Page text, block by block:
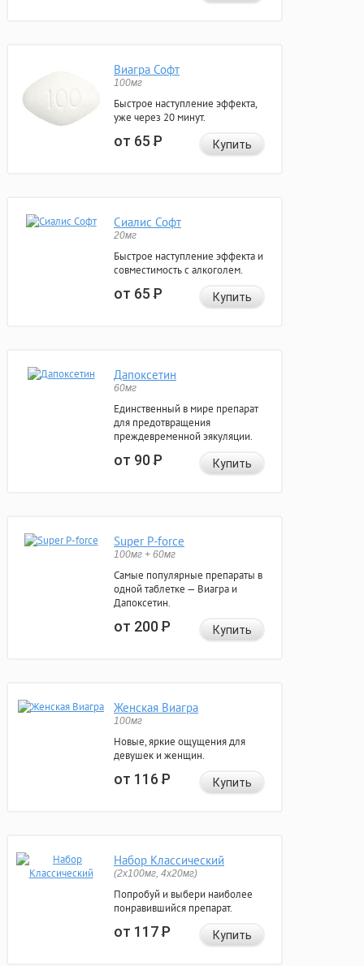
Виагра Софт
100мг
Быстрое наступление эффекта,
уже через 20 минут.
от 65Р Купить
Сиалис Софт
20мг
Быстрое наступление эффекта и
совместимость с алкоголем.
от 65Р Купить
Дапоксетин
60мг
Единственный в мире препарат
для предотвращения
преждевременной эякуляции.
от 90Р Купить
Super P-force
100мг + 60мг
Самые популярные препараты в
одной таблетке — Виагра и
Дапоксетин.
от 200Р Купить
Женская Виагра
100мг
Новые, яркие ощущения для
девушек и женщин.
от 116Р Купить
Набор Классический
(2x100мг, 4x20мг)
Попробуй и выбери наиболее
понравившийся препарат.
от 117Р Купить